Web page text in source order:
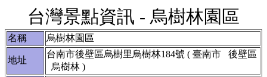
台灣景點資訊 - 烏樹林園區
名稱 烏樹林園區
地址
台南市後壁區烏樹里烏樹林184號 ( 臺南市 後壁區
烏樹林 )